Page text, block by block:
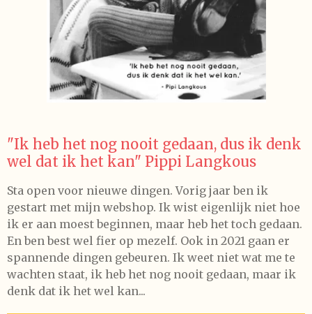
"Ik heb het nog nooit gedaan, dus ik denk
wel dat ik het kan" Pippi Langkous
Sta open voor nieuwe dingen. Vorig jaar ben ik
gestart met mijn webshop. Ik wist eigenlijk niet hoe
ik er aan moest beginnen, maar heb het toch gedaan.
En ben best wel fier op mezelf. Ook in 2021 gaan er
spannende dingen gebeuren. Ik weet niet wat me te
wachten staat, ik heb het nog nooit gedaan, maar ik
denk dat ik het wel kan...